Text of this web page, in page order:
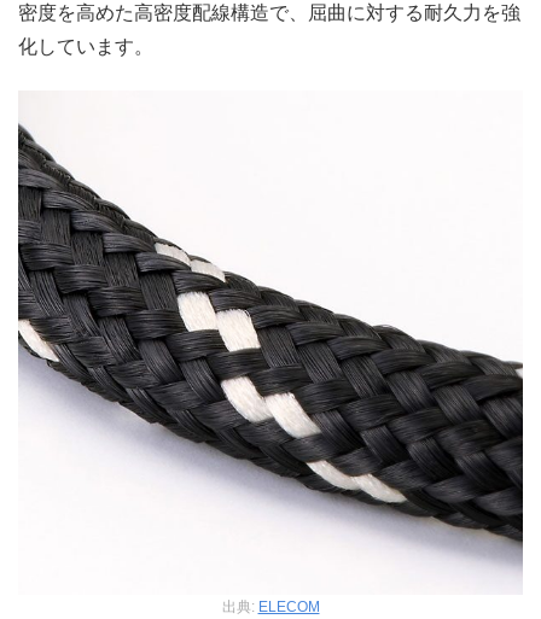
密度を高めた高密度配線構造で、屈曲に対する耐久力を強
化しています。
出典: ELECOM